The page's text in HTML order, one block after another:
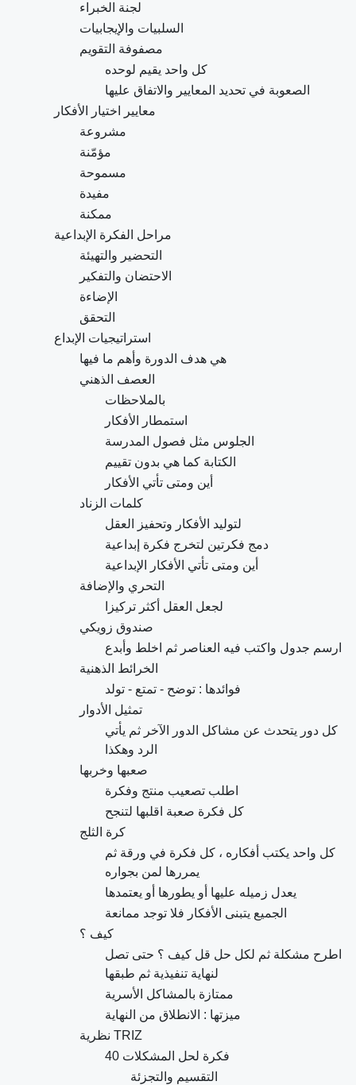
لجنة الخبراء
السلبيات والإيجابيات
مصفوفة التقويم
كل واحد يقيم لوحده
الصعوبة في تحديد المعايير والاتفاق عليها
معايير اختيار الأفكار
مشروعة
مؤمّنة
مسموحة
مفيدة
ممكنة
مراحل الفكرة الإبداعية
التحضير والتهيئة
الاحتضان والتفكير
الإضاءة
التحقق
استراتيجيات الإبداع
هي هدف الدورة وأهم ما فيها
العصف الذهني
بالملاحظات
استمطار الأفكار
الجلوس مثل فصول المدرسة
الكتابة كما هي بدون تقييم
أين ومتى تأتي الأفكار
كلمات الزناد
لتوليد الأفكار وتحفيز العقل
دمج فكرتين لتخرج فكرة إبداعية
أين ومتى تأتي الأفكار الإبداعية
التحري والإضافة
لجعل العقل أكثر تركيزا
صندوق زويكي
ارسم جدول واكتب فيه العناصر ثم اخلط وأبدع
الخرائط الذهنية
فوائدها : توضح - تمتع - تولد
تمثيل الأدوار
كل دور يتحدث عن مشاكل الدور الآخر ثم يأتي
الرد وهكذا
صعبها وخربها
اطلب تصعيب منتج وفكرة
كل فكرة صعبة اقلبها لتنجح
كرة الثلج
كل واحد يكتب أفكاره ، كل فكرة في ورقة ثم
يمررها لمن بجواره
يعدل زميله عليها أو يطورها أو يعتمدها
الجميع يتبنى الأفكار فلا توجد ممانعة
كيف ؟
اطرح مشكلة ثم لكل حل قل كيف ؟ حتى تصل
لنهاية تنفيذية ثم طبقها
ممتازة بالمشاكل الأسرية
ميزتها : الانطلاق من النهاية
نظرية TRIZ
40 فكرة لحل المشكلات
التقسيم والتجزئة